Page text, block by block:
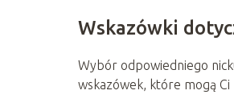
Wskazówki
Wybór odpowiedniego
wskazówek, które mogą